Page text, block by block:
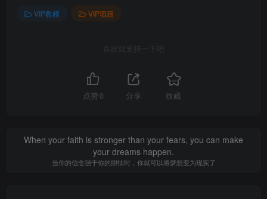
VIP教程 VIP项目
喜欢就支持一下吧
点赞 0 分享 收藏
When your faith is stronger than your fears, you can make
your dreams happen.
当你的信念强于你的胆怯时，你就可以将梦想变为现实了